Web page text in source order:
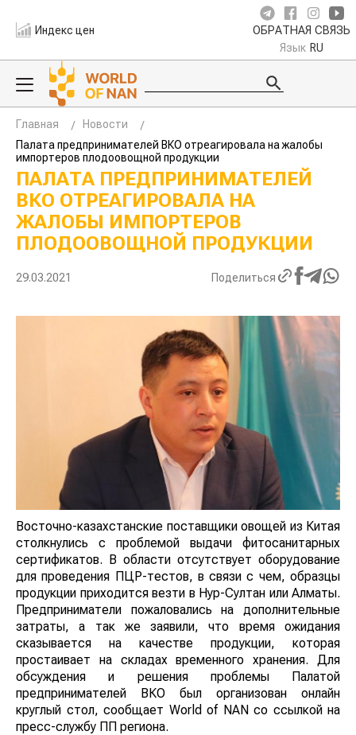
Индекс цен ОБРАТНАЯ СВЯЗЬ
Язык RU
Главная
Новости
Палата предпринимателей ВКО отреагировала на жалобы
импортеров плодоовощной продукции
ПАЛАТА ПРЕДПРИНИМАТЕЛЕЙ
ВКО ОТРЕАГИРОВАЛА НА
ЖАЛОБЫ ИМПОРТЕРОВ
ПЛОДООВОЩНОЙ ПРОДУКЦИИ
29.03.2021 Поделиться
Восточно-казахстанские поставщики овощей из Китая
столкнулись с проблемой выдачи фитосанитарных
сертификатов. В области отсутствует оборудование
для проведения ПЦР-тестов, в связи с чем, образцы
продукции приходится везти в Нур-Султан или Алматы.
Предприниматели пожаловались на дополнительные
затраты, а так же заявили, что время ожидания
сказывается на качестве продукции, которая
простаивает на складах временного хранения. Для
обсуждения и решения проблемы Палатой
предпринимателей ВКО был организован онлайн
круглый стол, сообщает World of NAN со ссылкой на
пресс-службу ПП региона.